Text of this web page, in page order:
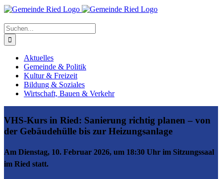
Suche
nach:
Aktuelles
Gemeinde & Politik
Kultur & Freizeit
Bildung & Soziales
Wirtschaft, Bauen & Verkehr
VHS-Kurs in Ried: Sanierung richtig planen – von
der Gebäudehülle bis zur Heizungsanlage
Am Dienstag, 10. Februar 2026, um 18:30 Uhr im Sitzungssaal
im Ried statt.